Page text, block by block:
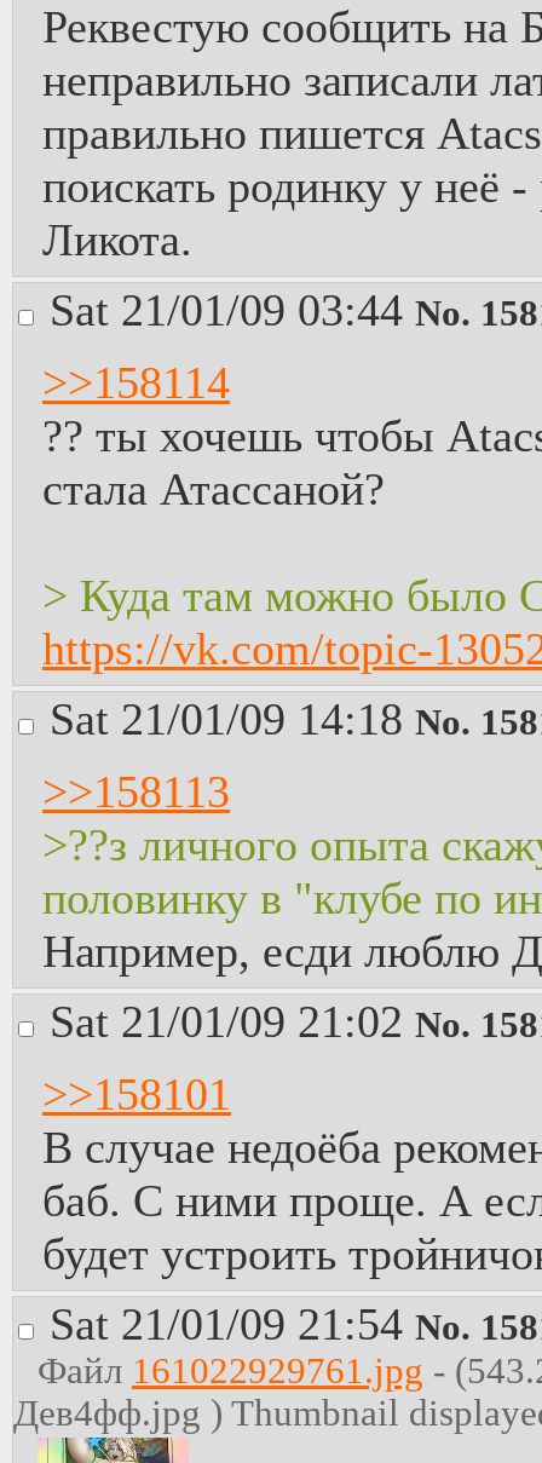
Реквестую сообщить на
неправильно записали
правильно пишется
поискать родинку у неё
Ликота.
Sat 21/01/09 03:44 No.
>>158114
?? ты хочешь чтобы
стала Атассаной?
> Куда там можно было
https://vk.com/topic-
Sat 21/01/09 14:18 No.
>>158113
>??з личного опыта
половинку в "клубе по
Например, есди люблю
Sat 21/01/09 21:02 No.
>>158101
В случае недоёба
баб. С ними проще. А
будет устроить
Sat 21/01/09 21:54 No.
Файл 161022929761.jpg -
Дев4фф.jpg ) Thumbnail